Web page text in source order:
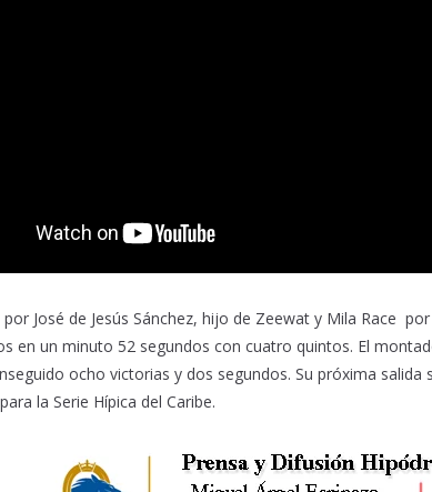
por José de Jesús Sánchez, hijo de Zeewat y Mila Race
en un minuto 52 segundos con cuatro quintos. El
ocho victorias y dos segundos. Su próxima salida
la Serie Hípica del Caribe.